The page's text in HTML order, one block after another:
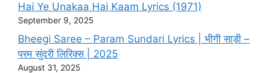
Hai Ye Unakaa Hai Kaam Lyrics (1971)
September 9, 2025
Bheegi Saree – Param Sundari Lyrics | भीगी साड़ी –
परम सुंदरी लिरिक्स | 2025
August 31, 2025